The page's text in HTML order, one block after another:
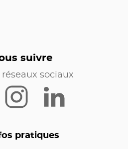
suivre
réseaux sociaux
pratiques